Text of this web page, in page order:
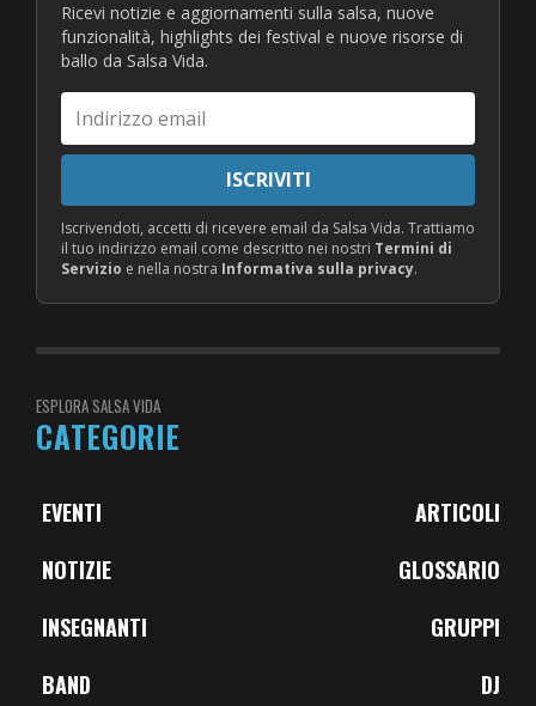
Ricevi notizie e aggiornamenti sulla salsa, nuove
funzionalità, highlights dei festival e nuove risorse di
ballo da Salsa Vida.
Indirizzo
email
ISCRIVITI
Iscrivendoti, accetti di ricevere email da Salsa Vida. Trattiamo
il tuo indirizzo email come descritto nei nostri Termini di
Servizio e nella nostra Informativa sulla privacy.
ESPLORA SALSA VIDA
CATEGORIE
ARTICOLI
EVENTI
GLOSSARIO
NOTIZIE
GRUPPI
INSEGNANTI
DJ
BAND